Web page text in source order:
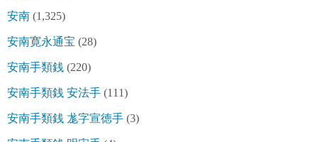
安南 (1,325)
安南寛永通宝 (28)
安南手類銭 (220)
安南手類銭 安法手 (111)
安南手類銭 尨字宣徳手 (3)